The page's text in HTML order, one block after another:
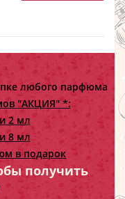
любого парфюма
"АКЦИЯ" *:
2 мл
8 мл
в подарок
получить